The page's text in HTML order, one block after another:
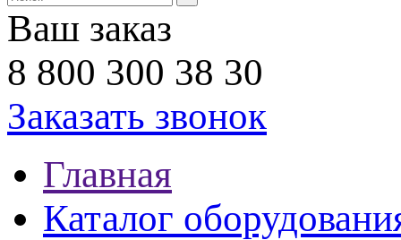
Ваш заказ
8 800 300 38 30
Заказать звонок
Главная
Каталог